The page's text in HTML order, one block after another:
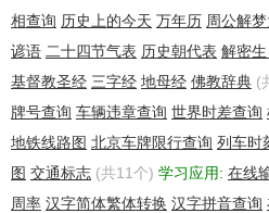
相查询 历史上的今天 万年历 周公解
谚语 二十四节气表 历史朝代表 解密生
基督教圣经 三字经 地母经 佛教辞典 (
牌号查询 车辆违章查询 世界时差查询
地铁线路图 北京车牌限行查询 列车时
图 交通标志 (共11个) 学习应用: 在线
周率 汉字简体繁体转换 汉字拼音查询